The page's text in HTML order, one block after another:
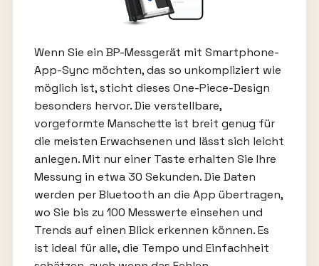
Wenn Sie ein BP-Messgerät mit Smartphone-
App-Sync möchten, das so unkompliziert wie
möglich ist, sticht dieses One-Piece-Design
besonders hervor. Die verstellbare,
vorgeformte Manschette ist breit genug für
die meisten Erwachsenen und lässt sich leicht
anlegen. Mit nur einer Taste erhalten Sie Ihre
Messung in etwa 30 Sekunden. Die Daten
werden per Bluetooth an die App übertragen,
wo Sie bis zu 100 Messwerte einsehen und
Trends auf einen Blick erkennen können. Es
ist ideal für alle, die Tempo und Einfachheit